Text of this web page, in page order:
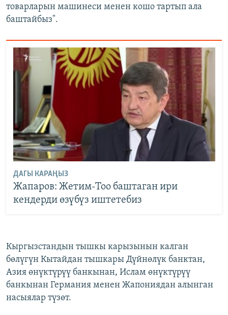
товарларын машинеси менен кошо тартып ала
баштайбыз".
ДАГЫ КАРАҢЫЗ
Жапаров: Жетим-Тоо баштаган ири
кендерди өзүбүз иштетебиз
Кыргызстандын тышкы карызынын калган
бөлүгүн Кытайдан тышкары Дүйнөлүк банктан,
Азия өнүктүрүү банкынан, Ислам өнүктүрүү
банкынан Германия менен Жапониядан алынган
насыялар түзөт.